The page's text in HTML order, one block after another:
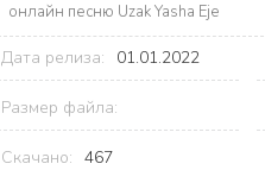
онлайн песню Uzak Yasha Eje
Дата релиза: 01.01.2022
Размер файла:
Скачано: 467